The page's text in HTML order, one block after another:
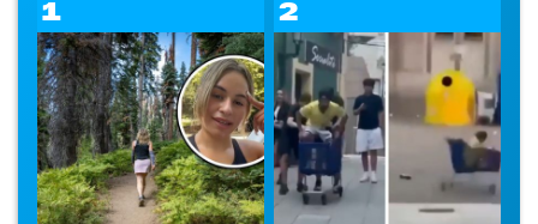
1 2